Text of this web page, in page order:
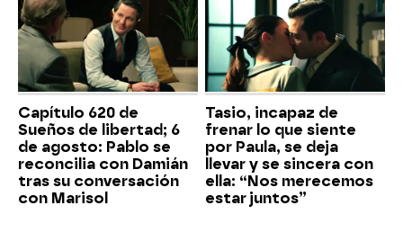
Capítulo 620 de
Sueños de libertad; 6
de agosto: Pablo se
reconcilia con Damián
tras su conversación
con Marisol
Tasio, incapaz de
frenar lo que siente
por Paula, se deja
llevar y se sincera con
ella: “Nos merecemos
estar juntos”